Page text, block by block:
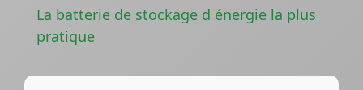
La batterie de stockage d énergie la plus
pratique